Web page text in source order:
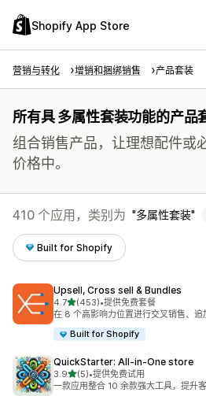
Shopify App Store
营销与转化 增销和捆绑销售 产品套装
所有具 多属性套装功能的产品
组合销售产品，让理想配件或
价格中。
410 个应用，类别为 多属性套装
Built for Shopify
Upsell, Cross sell & Bundles
4.7星（满分 5 星）
(453)
总共 453 条评论
•提供免费套餐
在 8 个高影响力位置进行交叉销售、追
Built for Shopify
QuickStarter: All‑in‑One store
3.9星（满分 5 星）
(5)
总共 5 条评论
•提供免费试用
一款应用整合 10 余款强大工具，提升